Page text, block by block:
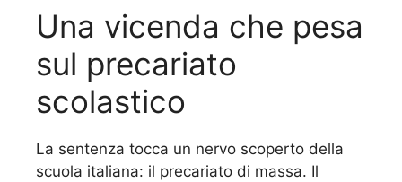
Una vicenda che pesa
sul precariato
scolastico
La sentenza tocca un nervo scoperto della
scuola italiana: il precariato di massa. Il